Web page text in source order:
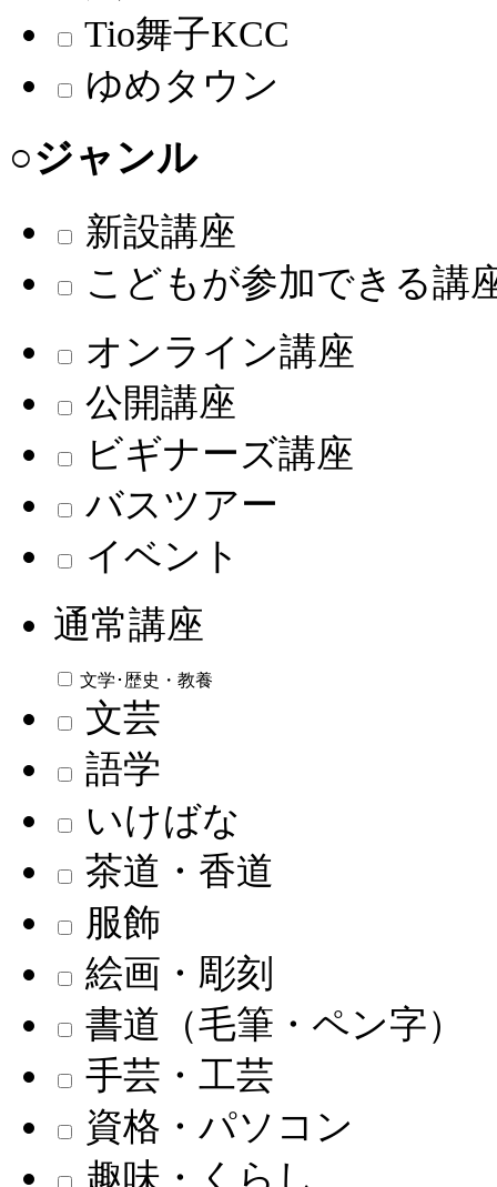
Tio舞子KCC
ゆめタウン
○ジャンル
新設講座
こどもが参加できる講
オンライン講座
公開講座
ビギナーズ講座
バスツアー
イベント
通常講座
文学･歴史・教養
文芸
語学
いけばな
茶道・香道
服飾
絵画・彫刻
書道（毛筆・ペン字）
手芸・工芸
資格・パソコン
趣味・くらし